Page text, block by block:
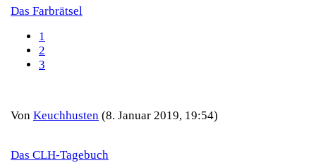
Das Farbrätsel
1
2
3
Von Keuchhusten (8. Januar 2019, 19:54)
Das CLH-Tagebuch